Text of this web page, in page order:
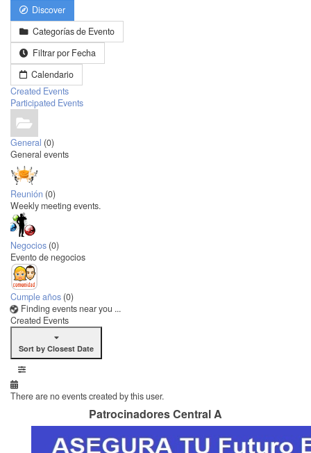
Discover
Categorías de Evento
Filtrar por Fecha
Calendario
Created Events
Participated Events
General (0)
General events
Reunión (0)
Weekly meeting events.
Negocios (0)
Evento de negocios
Cumple años (0)
Finding events near you ...
Created Events
Sort by Closest Date
There are no events created by this user.
Patrocinadores Central A